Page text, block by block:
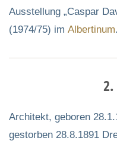
Ausstellung „Caspar
(1974/75) im Albertinum.
Architekt, geboren
gestorben 28.8.1891